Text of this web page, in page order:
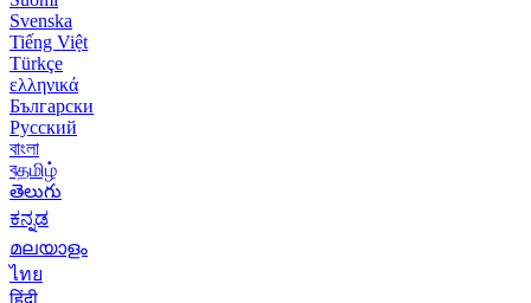
Svenska
Tiếng Việt
Türkçe
ελληνικά
Български
Русский
বাংলা
বதமிழ்
తెలుగు
ಕನ್ನಡ
മലയാളം
ไทย
हिंदी